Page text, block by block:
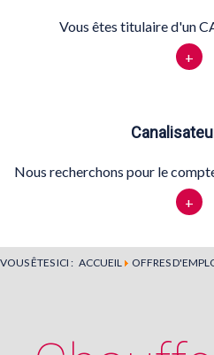
Vous êtes titulaire d'un
+
Nous recherchons pour le
+
VOUS ÊTES ICI : ACCUEIL OFFRES